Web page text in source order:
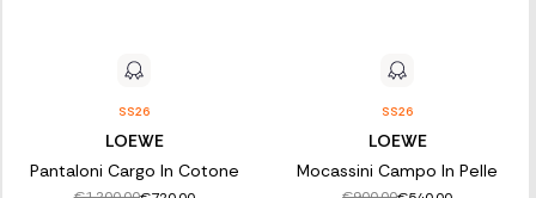
SS26
LOEWE
Pantaloni Cargo In Cotone
SS26
LOEWE
Mocassini Campo In Pelle